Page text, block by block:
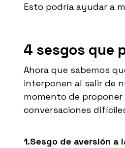
Esto podría ayudar a
4 sesgos que
Ahora que sabemos
interponen al salir de
momento de
conversaciones
1.Sesgo de aversión a